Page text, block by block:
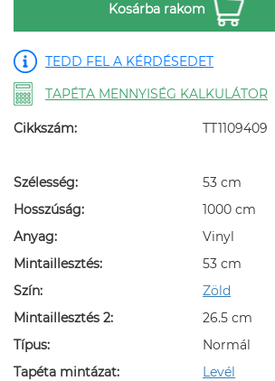
Kosárba rakom
TEDD FEL A KÉRDÉSEDET
TAPÉTA MENNYISÉG KALKULÁTOR
Cikkszám: TT1109409
Szélesség:
53 cm
Hosszúság:
1000 cm
Anyag:
Vinyl
Mintaillesztés:
53 cm
Szín:
Zöld
Mintaillesztés 2:
26.5 cm
Típus:
Normál
Tapéta mintázat:
Levél